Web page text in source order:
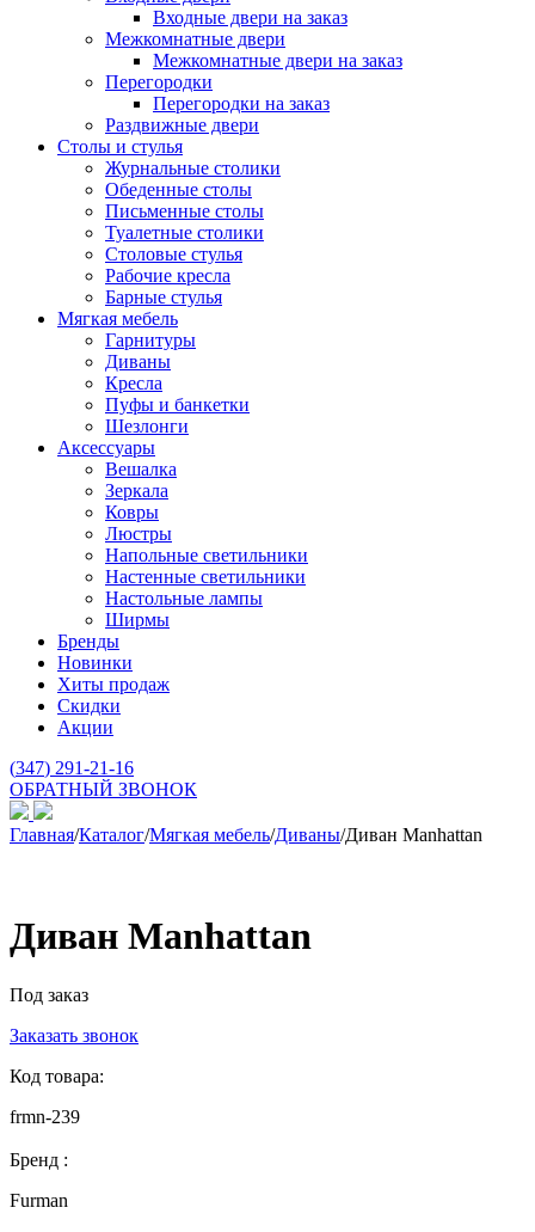
Входные двери на заказ
Межкомнатные двери
Межкомнатные двери на заказ
Перегородки
Перегородки на заказ
Раздвижные двери
Столы и стулья
Журнальные столики
Обеденные столы
Письменные столы
Туалетные столики
Столовые стулья
Рабочие кресла
Барные стулья
Мягкая мебель
Гарнитуры
Диваны
Кресла
Пуфы и банкетки
Шезлонги
Аксессуары
Вешалка
Зеркала
Ковры
Люстры
Напольные светильники
Настенные светильники
Настольные лампы
Ширмы
Бренды
Новинки
Хиты продаж
Скидки
Акции
(347) 291-21-16
ОБРАТНЫЙ ЗВОНОК
Главная/Каталог/Мягкая мебель/Диваны/Диван Manhattan
Диван Manhattan
Под заказ
Заказать звонок
Код товара:
frmn-239
Бренд :
Furman